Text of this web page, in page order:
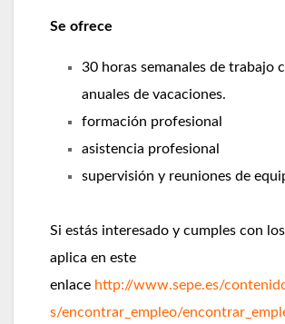
Se ofrece
30 horas semanales de trabajo
anuales de vacaciones.
formación profesional
asistencia profesional
supervisión y reuniones de
Si estás interesado y cumples con
aplica en este
enlace http://www.sepe.es/
s/encontrar_empleo/